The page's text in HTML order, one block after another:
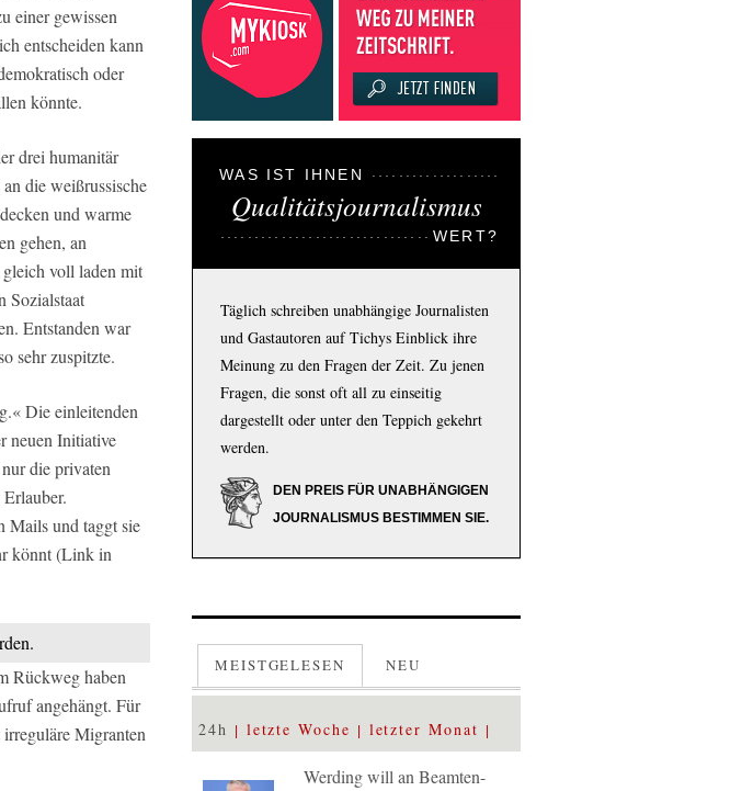
einer gewissen
entscheiden kann
oder
könnte.
drei humanitär
die weißrussische
und warme
gehen, an
voll laden mit
Sozialstaat
Entstanden war
sehr zuspitzte.
Die einleitenden
neuen Initiative
die privaten
Mails und taggt sie
könnt (Link in
Rückweg haben
angehängt. Für
Migranten
WAS IST IHNEN
Qualitätsjournalismus
WERT?
Täglich schreiben unabhängige Journalisten
und Gastautoren auf Tichys Einblick ihre
Meinung zu den Fragen der Zeit. Zu jenen
Fragen, die sonst oft all zu einseitig
dargestellt oder unter den Teppich gekehrt
werden.
DEN PREIS FÜR UNABHÄNGIGEN
JOURNALISMUS BESTIMMEN SIE.
MEISTGELESEN NEU
24h letzte Woche letzter Monat
Werding will an Beamten-